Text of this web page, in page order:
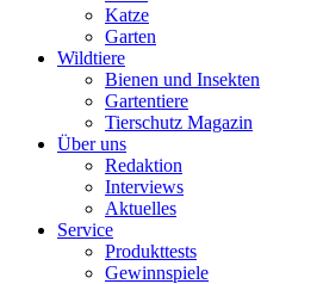
Katze
Garten
Wildtiere
Bienen und Insekten
Gartentiere
Tierschutz Magazin
Über uns
Redaktion
Interviews
Aktuelles
Service
Produkttests
Gewinnspiele